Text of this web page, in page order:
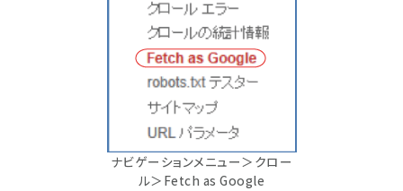
ナビゲーションメニュー＞クロー
ル＞Fetch as Google